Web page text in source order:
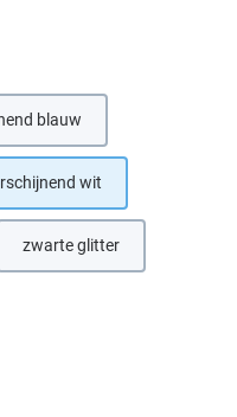
blauw
wit
beschikbaar.)
zwarte glitter(Deze optie is momenteel
niet beschikbaar.)